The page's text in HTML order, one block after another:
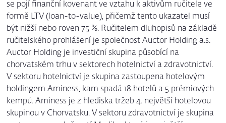
se pojí finanční kovenant ve vztahu k aktivům ručitele ve
formě LTV (loan-to-value), přičemž tento ukazatel musí
být nižší nebo roven 75 %. Ručitelem dluhopisů na základě
ručitelského prohlášení je společnost Auctor Holding a.s.
Auctor Holding je investiční skupina působící na
chorvatském trhu v sektorech hotelnictví a zdravotnictví.
V sektoru hotelnictví je skupina zastoupena hotelovým
holdingem Aminess, kam spadá 18 hotelů a 5 prémiových
kempů. Aminess je z hlediska tržeb 4. největší hotelovou
skupinou v Chorvatsku. V sektoru zdravotnictví je skupina